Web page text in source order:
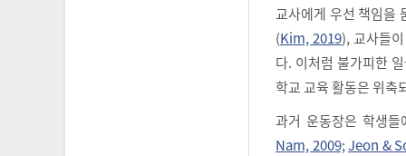
교사에게 우선 책임을
(Kim, 2019), 교사들
다. 이처럼 불가피한
학교 교육 활동은 위축
과거 운동장은 학생
Nam, 2009;Jeon &